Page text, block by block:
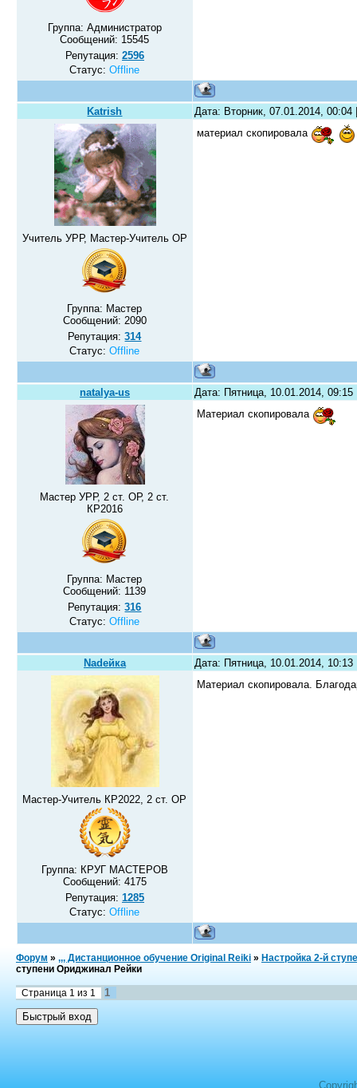
Группа: Администратор
Сообщений: 15545
Репутация: 2596
Статус:Offline
Katrish Дата: Вторник, 07.01.2014,
Учитель УРР, Мастер-Учитель ОР
Группа: Мастер
Сообщений: 2090
Репутация:314
Статус:Offline
материал скопировала
natalya-us Дата: Пятница, 10.01.2014,
Мастер УРР, 2 ст. ОР, 2 ст.
КР2016
Группа: Мастер
Сообщений: 1139
Репутация:316
Статус:Offline
Материал скопировала
Nadeйка Дата: Пятница, 10.01.2014,
Мастер-Учитель КР2022, 2 ст. ОР
Группа: КРУГ МАСТЕРОВ
Сообщений: 4175
Репутация: 1285
Статус:Offline
Материал скопировала.
Форум » ,,, Дистанционное обучение Original Reiki » Настройка 2-й
ступени Ориджинал Рейки
Страница 1 из 1 1